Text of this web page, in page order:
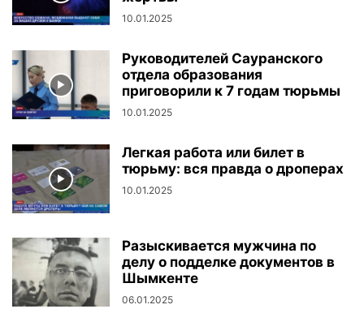
10.01.2025
Руководителей Сауранского
отдела образования
приговорили к 7 годам тюрьмы
10.01.2025
Легкая работа или билет в
тюрьму: вся правда о дроперах
10.01.2025
Разыскивается мужчина по
делу о подделке документов в
Шымкенте
06.01.2025